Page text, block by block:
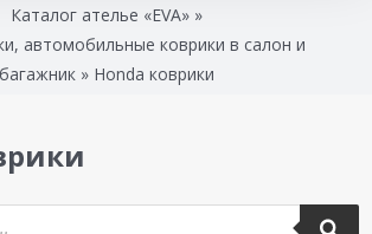
Каталог ателье «EVA» »
автомобильные коврики в салон и
багажник » Honda коврики